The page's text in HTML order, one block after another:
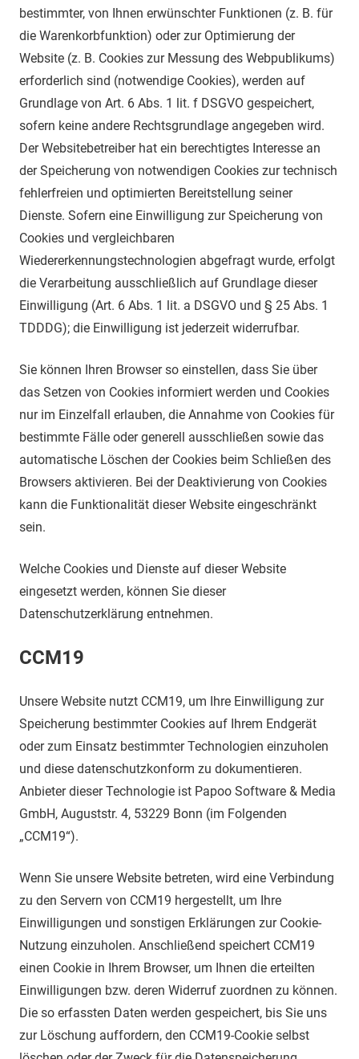
bestimmter, von Ihnen erwünschter Funktionen (z. B. für
die Warenkorbfunktion) oder zur Optimierung der
Website (z. B. Cookies zur Messung des Webpublikums)
erforderlich sind (notwendige Cookies), werden auf
Grundlage von Art. 6 Abs. 1 lit. f DSGVO gespeichert,
sofern keine andere Rechtsgrundlage angegeben wird.
Der Websitebetreiber hat ein berechtigtes Interesse an
der Speicherung von notwendigen Cookies zur technisch
fehlerfreien und optimierten Bereitstellung seiner
Dienste. Sofern eine Einwilligung zur Speicherung von
Cookies und vergleichbaren
Wiedererkennungstechnologien abgefragt wurde, erfolgt
die Verarbeitung ausschließlich auf Grundlage dieser
Einwilligung (Art. 6 Abs. 1 lit. a DSGVO und § 25 Abs. 1
TDDDG); die Einwilligung ist jederzeit widerrufbar.
Sie können Ihren Browser so einstellen, dass Sie über
das Setzen von Cookies informiert werden und Cookies
nur im Einzelfall erlauben, die Annahme von Cookies für
bestimmte Fälle oder generell ausschließen sowie das
automatische Löschen der Cookies beim Schließen des
Browsers aktivieren. Bei der Deaktivierung von Cookies
kann die Funktionalität dieser Website eingeschränkt
sein.
Welche Cookies und Dienste auf dieser Website
eingesetzt werden, können Sie dieser
Datenschutzerklärung entnehmen.
CCM19
Unsere Website nutzt CCM19, um Ihre Einwilligung zur
Speicherung bestimmter Cookies auf Ihrem Endgerät
oder zum Einsatz bestimmter Technologien einzuholen
und diese datenschutzkonform zu dokumentieren.
Anbieter dieser Technologie ist Papoo Software & Media
GmbH, Auguststr. 4, 53229 Bonn (im Folgenden
„CCM19“).
Wenn Sie unsere Website betreten, wird eine Verbindung
zu den Servern von CCM19 hergestellt, um Ihre
Einwilligungen und sonstigen Erklärungen zur Cookie-
Nutzung einzuholen. Anschließend speichert CCM19
einen Cookie in Ihrem Browser, um Ihnen die erteilten
Einwilligungen bzw. deren Widerruf zuordnen zu können.
Die so erfassten Daten werden gespeichert, bis Sie uns
zur Löschung auffordern, den CCM19-Cookie selbst